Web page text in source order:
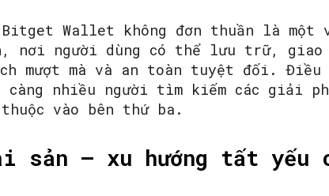
Bitget Wallet không đơn thuần là
nơi người dùng có thể lưu trữ, giao
mượt mà và an toàn tuyệt đối.
càng nhiều người tìm kiếm các giải
vào bên thứ ba.
sản – xu hướng tất yếu